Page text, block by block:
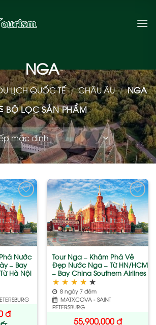
NGA
LỊCH QUỐC TẾ / CHÂU ÂU / NGA
BỘ LỌC SẢN PHẨM
Add
to
wishlist
Nước
– Bay
Hà Nội
đ
Add
to
wishlist
Tour Nga – Khám Phá Vẻ
Đẹp Nước Nga – Từ HN/HCM
– Bay China Southern Airlines
★ ★ ★ ★ ★
8 ngày 7 đêm
MATXCOVA - SAINT
PETERSBURG
55,900,000đ